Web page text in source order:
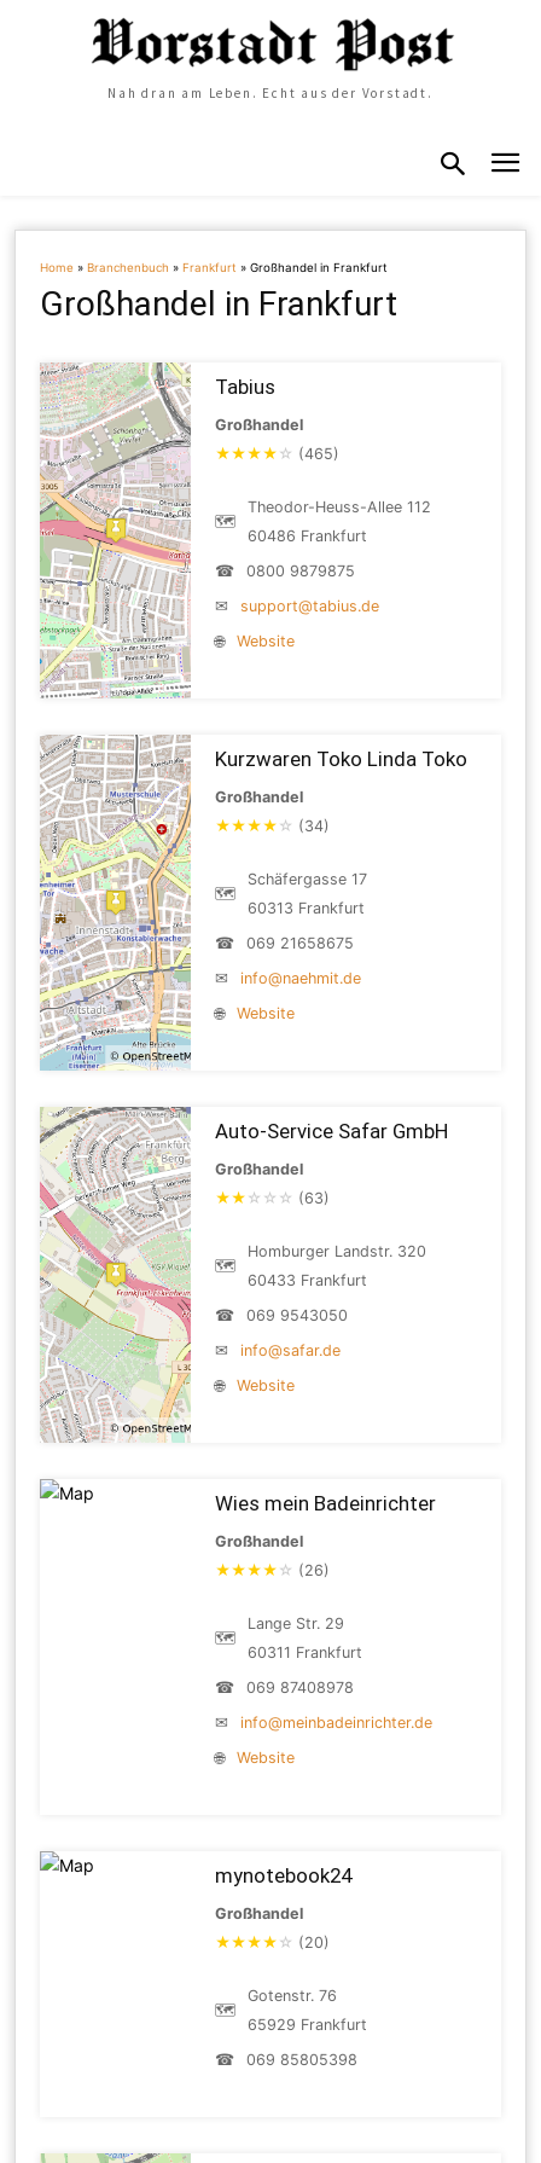
Nah dran am Leben. Echt aus der Vorstadt.
Home »Branchenbuch »Frankfurt »Großhandel in Frankfurt
Großhandel in Frankfurt
Tabius
Großhandel
★★★★ ☆ (465)
🗺
Theodor-Heuss-Allee 112
60486 Frankfurt
☎
0800 9879875
✉
support@tabius.de
🌐
Website
Kurzwaren Toko Linda Toko
Großhandel
★★★★ ☆ (34)
🗺
Schäfergasse 17
60313 Frankfurt
☎
069 21658675
✉
info@naehmit.de
🌐
Website
Auto-Service Safar GmbH
Großhandel
★★ ☆ ☆ ☆ (63)
🗺
Homburger Landstr. 320
60433 Frankfurt
☎
069 9543050
✉
info@safar.de
🌐
Website
Wies mein Badeinrichter
Großhandel
★★★★ ☆ (26)
🗺
Lange Str. 29
60311 Frankfurt
☎
069 87408978
✉
info@meinbadeinrichter.de
🌐
Website
mynotebook24
Großhandel
★★★★ ☆ (20)
🗺
Gotenstr. 76
65929 Frankfurt
☎
069 85805398